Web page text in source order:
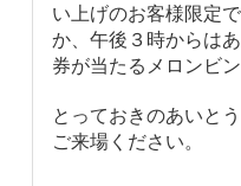
い上げのお客様限定
か、午後３時からは
券が当たるメロンビン
とっておきのあいと
ご来場ください。